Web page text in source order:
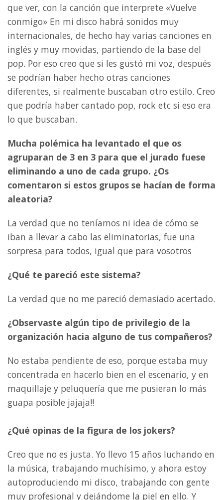
que ver, con la canción que interprete «Vuelve
conmigo» En mi disco habrá sonidos muy
internacionales, de hecho hay varias canciones en
inglés y muy movidas, partiendo de la base del
pop. Por eso creo que si les gustó mi voz, después
se podrían haber hecho otras canciones
diferentes, si realmente buscaban otro estilo. Creo
que podría haber cantado pop, rock etc si eso era
lo que buscaban.
Mucha polémica ha levantado el que os
agruparan de 3 en 3 para que el jurado fuese
eliminando a uno de cada grupo. ¿Os
comentaron si estos grupos se hacían de forma
aleatoria?
La verdad que no teníamos ni idea de cómo se
iban a llevar a cabo las eliminatorias, fue una
sorpresa para todos, igual que para vosotros
¿Qué te pareció este sistema?
La verdad que no me pareció demasiado acertado.
¿Observaste algún tipo de privilegio de la
organización hacia alguno de tus compañeros?
No estaba pendiente de eso, porque estaba muy
concentrada en hacerlo bien en el escenario, y en
maquillaje y peluquería que me pusieran lo más
guapa posible jajaja!!
¿Qué opinas de la figura de los jokers?
Creo que no es justa. Yo llevo 15 años luchando en
la música, trabajando muchísimo, y ahora estoy
autoproduciendo mi disco, trabajando con gente
muy profesional y dejándome la piel en ello. Y